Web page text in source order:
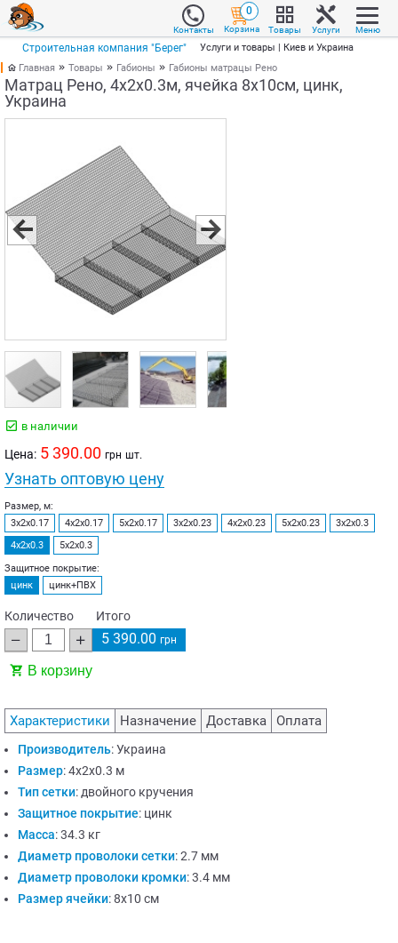
Строительная компания "Берег" Услуги и товары | Киев и Украина
Контакты
0
Корзина Товары Услуги Меню
Главная Товары Габионы Габионы матрацы Рено
Матрац Рено, 4х2х0.3м, ячейка 8х10см, цинк,
Украина
в наличии
Цена: 5 390.00 грн шт.
Узнать оптовую цену
Размер, м:
3х2х0.17
4х2х0.17 5х2х0.17 3х2х0.23 4х2х0.23 5х2х0.23
3х2х0.3
4х2х0.3
5х2х0.3
Защитное покрытие:
цинк
цинк+ПВХ
Количество Итого
5 390.00 грн
В корзину
Характеристики Назначение Доставка Оплата
Производитель:Украина
Размер:4х2х0.3 м
Тип сетки: двойного кручения
Защитное покрытие: цинк
Масса:34.3 кг
Диаметр проволоки сетки:2.7 мм
Диаметр проволоки кромки:3.4 мм
Размер ячейки:8х10 см